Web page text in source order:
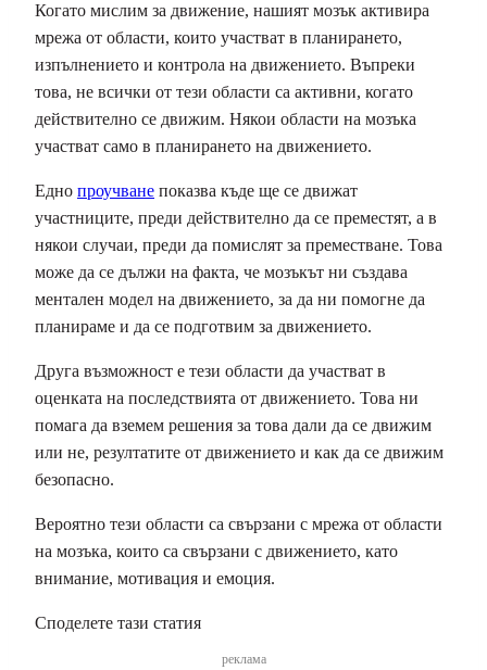
Когато мислим за движение, нашият мозък активира
мрежа от области, които участват в планирането,
изпълнението и контрола на движението. Въпреки
това, не всички от тези области са активни, когато
действително се движим. Някои области на мозъка
участват само в планирането на движението.
Едно проучване показва къде ще се движат
участниците, преди действително да се преместят, а в
някои случаи, преди да помислят за преместване. Това
може да се дължи на факта, че мозъкът ни създава
ментален модел на движението, за да ни помогне да
планираме и да се подготвим за движението.
Друга възможност е тези области да участват в
оценката на последствията от движението. Това ни
помага да вземем решения за това дали да се движим
или не, резултатите от движението и как да се движим
безопасно.
Вероятно тези области са свързани с мрежа от области
на мозъка, които са свързани с движението, като
внимание, мотивация и емоция.
Споделете тази статия
реклама